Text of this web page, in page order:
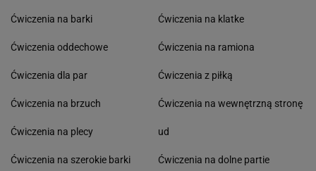
Ćwiczenia na barki
Ćwiczenia oddechowe
Ćwiczenia dla par
Ćwiczenia na brzuch
Ćwiczenia na plecy
Ćwiczenia na szerokie barki
Ćwiczenia na klatke
Ćwiczenia na ramiona
Ćwiczenia z piłką
Ćwiczenia na wewnętrzną stronę
ud
Ćwiczenia na dolne partie